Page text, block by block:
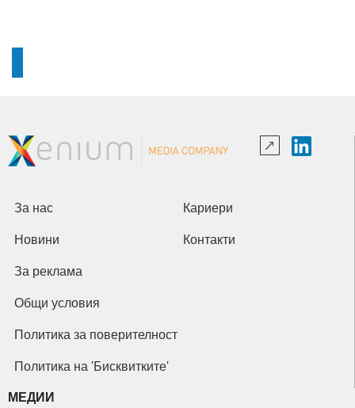
За нас Кариери
Новини Контакти
За реклама
Общи условия
Политика за поверителност
Политика на 'Бисквитките'
МЕДИИ